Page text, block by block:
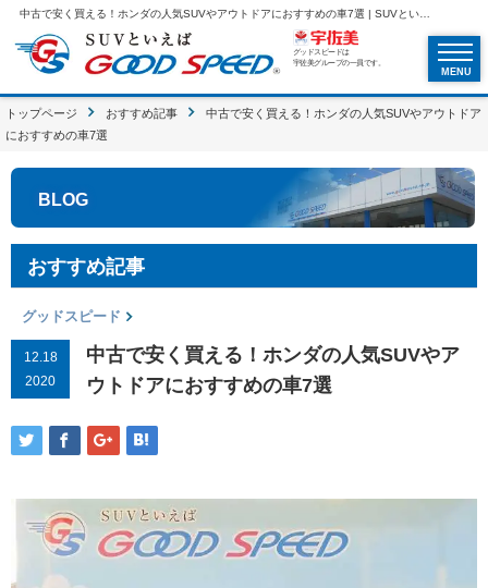
中古で安く買える！ホンダの人気SUVやアウトドアにおすすめの車7選 | SUVといえばグッドスピードGOOD SPEED
グッドスピードは
宇佐美グループの一員です。
MENU
トップページ おすすめ記事
中古で安く買える！ホンダの人気SUVやアウトドア
におすすめの車7選
BLOG
おすすめ記事
グッドスピード
12.18
2020
中古で安く買える！ホンダの人気SUVやア
ウトドアにおすすめの車7選